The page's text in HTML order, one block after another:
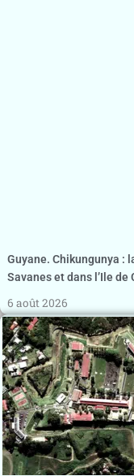
Guyane. Chikungunya :
Savanes et dans l’Ile de
6 août 2026